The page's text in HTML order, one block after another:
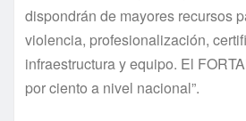
dispondrán de mayores recursos
violencia, profesionalización,
infraestructura y equipo. El
por ciento a nivel nacional”.